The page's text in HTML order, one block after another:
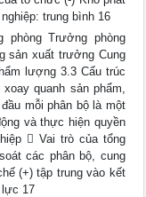
trung bình 16
phòng Trưởng phòng
sản xuất trưởng Cung
lượng 3.3 Cấu trúc
quanh sản phẩm,
mỗi phân bộ là một
và thực hiện quyền
 Vai trò của tổng
các phân bộ, cung
(+) tập trung vào kết
lực 17